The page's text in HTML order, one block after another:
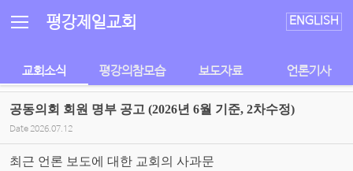
평강제일교회 ENGLISH
교회소식 평강의참모습 보도자료 언론기사
공동의회 회원 명부 공고 (2026년 6월 기준, 2차수정)
Date 2026.07.12
최근 언론 보도에 대한 교회의 사과문